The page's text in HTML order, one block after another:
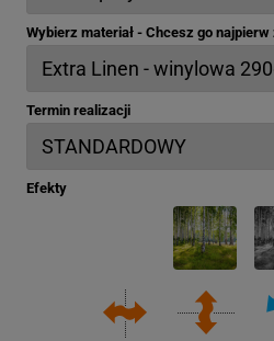
Wybierz materiał - Chcesz go
Termin realizacji
Efekty